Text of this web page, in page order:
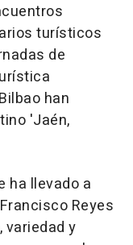
turísticos
de
han
'Jaén,
ha llevado a
Reyes
variedad y